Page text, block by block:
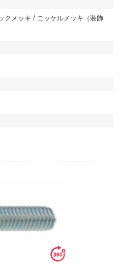
クメッキ / ニッケルメッキ（装飾